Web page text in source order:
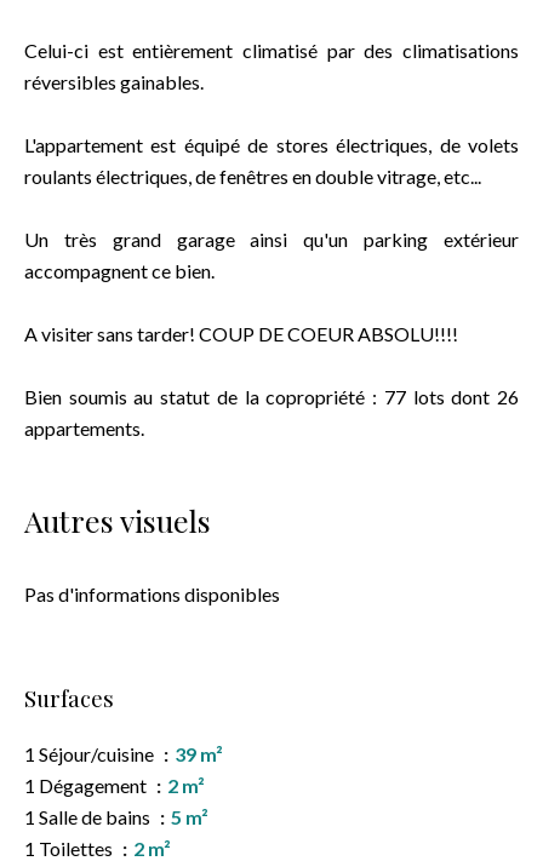
Celui-ci est entièrement climatisé par des climatisations
réversibles gainables.
L'appartement est équipé de stores électriques, de volets
roulants électriques, de fenêtres en double vitrage, etc...
Un très grand garage ainsi qu'un parking extérieur
accompagnent ce bien.
A visiter sans tarder! COUP DE COEUR ABSOLU!!!!
Bien soumis au statut de la copropriété : 77 lots dont 26
appartements.
Autres visuels
Pas d'informations disponibles
Surfaces
1 Séjour/cuisine
39 m²
1 Dégagement
2 m²
1 Salle de bains
5 m²
1 Toilettes
2 m²